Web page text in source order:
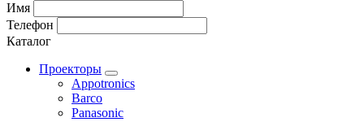
Имя
Телефон
Каталог
Проекторы
Appotronics
Barco
Panasonic